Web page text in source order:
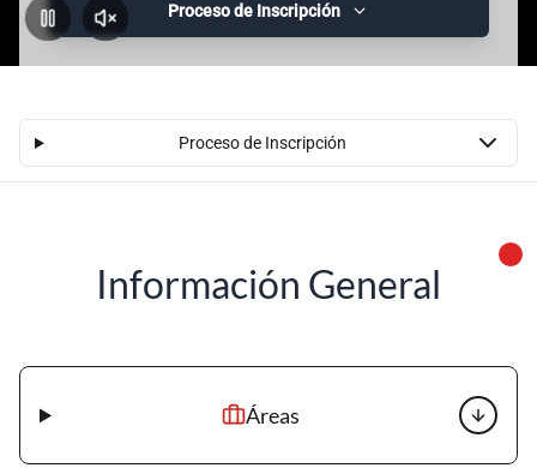
Pausar Activar
Proceso de Inscripción
Proceso de Inscripción
Información General
Áreas